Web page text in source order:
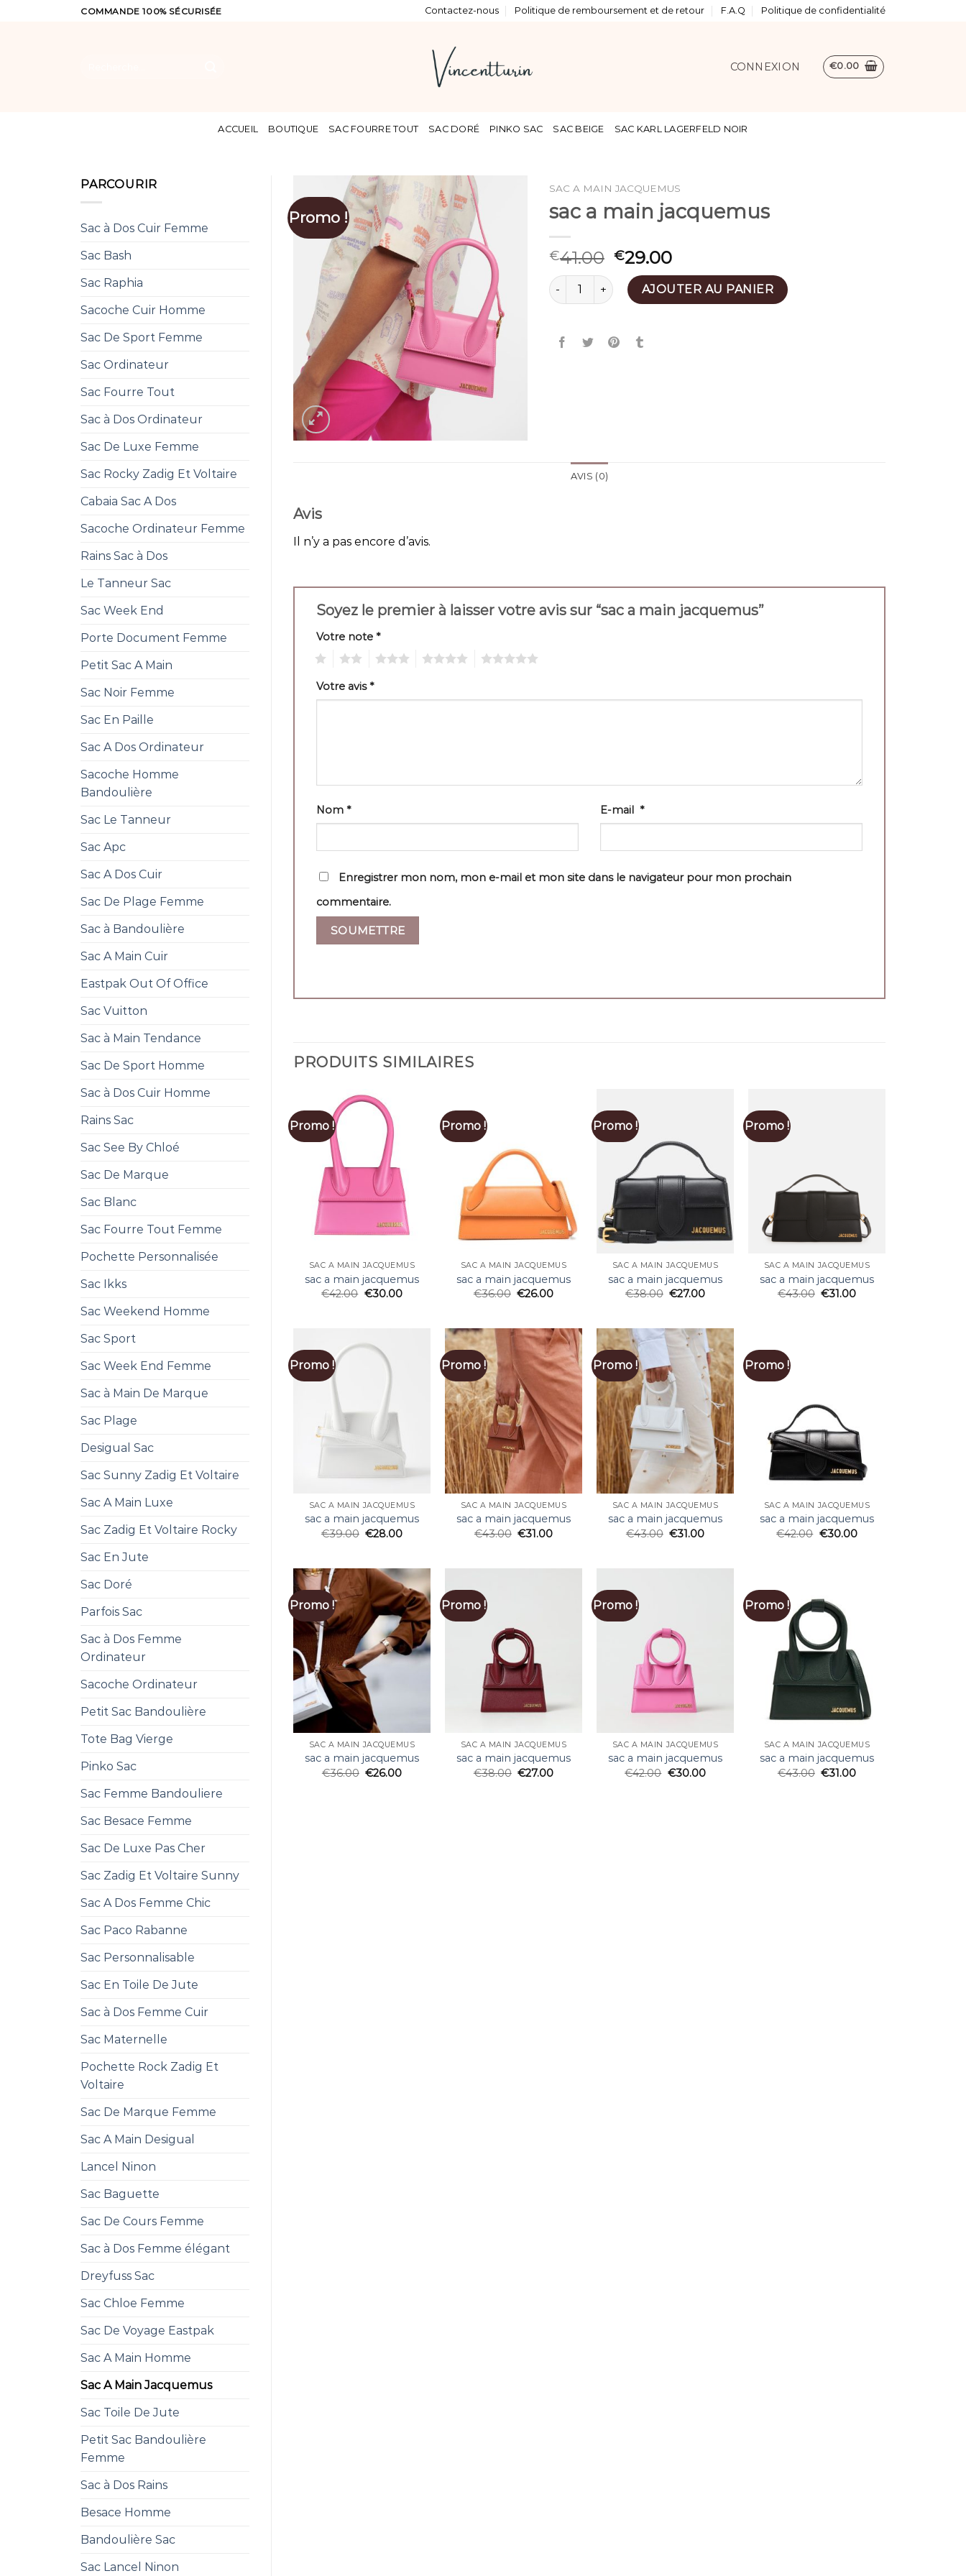
COMMANDE 100% SÉCURISÉE Contactez-nous Politique de remboursement et de retour F.A.Q Politique de confidentialité
CONNEXION €0.00
ACCUEIL BOUTIQUE SAC FOURRE TOUT SAC DORÉ PINKO SAC SAC BEIGE SAC KARL LAGERFELD NOIR
PARCOURIR
Sac à Dos Cuir Femme
Sac Bash
Sac Raphia
Sacoche Cuir Homme
Sac De Sport Femme
Sac Ordinateur
Sac Fourre Tout
Sac à Dos Ordinateur
Sac De Luxe Femme
Sac Rocky Zadig Et Voltaire
Cabaia Sac A Dos
Sacoche Ordinateur Femme
Rains Sac à Dos
Le Tanneur Sac
Sac Week End
Porte Document Femme
Petit Sac A Main
Sac Noir Femme
Sac En Paille
Sac A Dos Ordinateur
Sacoche Homme
Bandoulière
Sac Le Tanneur
Sac Apc
Sac A Dos Cuir
Sac De Plage Femme
Sac à Bandoulière
Sac A Main Cuir
Eastpak Out Of Office
Sac Vuitton
Sac à Main Tendance
Sac De Sport Homme
Sac à Dos Cuir Homme
Rains Sac
Sac See By Chloé
Sac De Marque
Sac Blanc
Sac Fourre Tout Femme
Pochette Personnalisée
Sac Ikks
Sac Weekend Homme
Sac Sport
Sac Week End Femme
Sac à Main De Marque
Sac Plage
Desigual Sac
Sac Sunny Zadig Et Voltaire
Sac A Main Luxe
Sac Zadig Et Voltaire Rocky
Sac En Jute
Sac Doré
Parfois Sac
Sac à Dos Femme
Ordinateur
Sacoche Ordinateur
Petit Sac Bandoulière
Tote Bag Vierge
Pinko Sac
Sac Femme Bandouliere
Sac Besace Femme
Sac De Luxe Pas Cher
Sac Zadig Et Voltaire Sunny
Sac A Dos Femme Chic
Sac Paco Rabanne
Sac Personnalisable
Sac En Toile De Jute
Sac à Dos Femme Cuir
Sac Maternelle
Pochette Rock Zadig Et
Voltaire
Sac De Marque Femme
Sac A Main Desigual
Lancel Ninon
Sac Baguette
Sac De Cours Femme
Sac à Dos Femme élégant
Dreyfuss Sac
Sac Chloe Femme
Sac De Voyage Eastpak
Sac A Main Homme
Sac A Main Jacquemus
Sac Toile De Jute
Petit Sac Bandoulière
Femme
Sac à Dos Rains
Besace Homme
Bandoulière Sac
Sac Lancel Ninon
Promo !
SAC A MAIN JACQUEMUS
sac a main jacquemus
€41.00 €29.00
quantité de sac a main jacquemus
AJOUTER AU PANIER
AVIS (0)
Avis
Il n’y a pas encore d’avis.
Soyez le premier à laisser votre avis sur “sac a main jacquemus”
Votre note *
Votre avis*
Nom * E-mail *
Enregistrer mon nom, mon e-mail et mon site dans le navigateur pour mon prochain
commentaire.
PRODUITS SIMILAIRES
Promo !
SAC A MAIN JACQUEMUS
sac a main jacquemus
€42.00 €30.00
Promo !
SAC A MAIN JACQUEMUS
sac a main jacquemus
€36.00 €26.00
Promo !
SAC A MAIN JACQUEMUS
sac a main jacquemus
€38.00 €27.00
Promo !
SAC A MAIN JACQUEMUS
sac a main jacquemus
€43.00 €31.00
Promo !
SAC A MAIN JACQUEMUS
sac a main jacquemus
€39.00 €28.00
Promo !
SAC A MAIN JACQUEMUS
sac a main jacquemus
€43.00 €31.00
Promo !
SAC A MAIN JACQUEMUS
sac a main jacquemus
€43.00 €31.00
Promo !
SAC A MAIN JACQUEMUS
sac a main jacquemus
€42.00 €30.00
Promo !
SAC A MAIN JACQUEMUS
sac a main jacquemus
€36.00 €26.00
Promo !
SAC A MAIN JACQUEMUS
sac a main jacquemus
€38.00 €27.00
Promo !
SAC A MAIN JACQUEMUS
sac a main jacquemus
€42.00 €30.00
Promo !
SAC A MAIN JACQUEMUS
sac a main jacquemus
€43.00 €31.00